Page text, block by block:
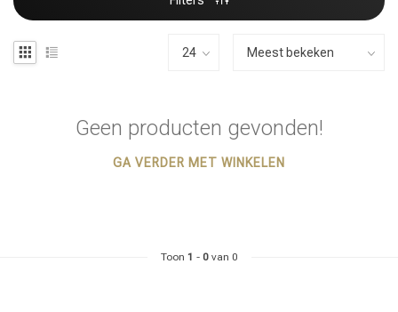
Geen producten gevonden!
GA VERDER MET WINKELEN
Toon 1 - 0van 0